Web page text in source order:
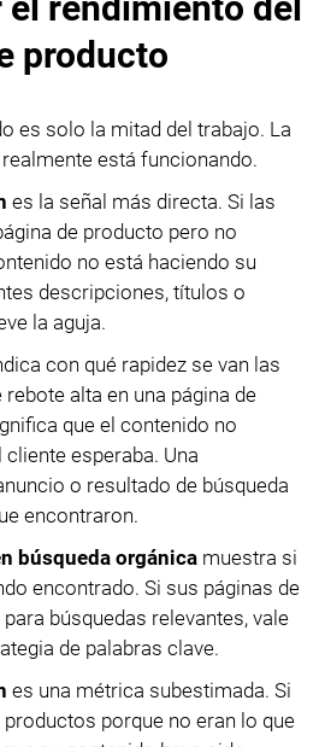
producto
es solo la mitad del trabajo. La
está funcionando.
es la señal más directa. Si las
de producto pero no
no está haciendo su
descripciones, títulos o
la aguja.
con qué rapidez se van las
alta en una página de
que el contenido no
esperaba. Una
o resultado de búsqueda
encontraron.
búsqueda orgánica muestra si
encontrado. Si sus páginas de
búsquedas relevantes, vale
de palabras clave.
es una métrica subestimada. Si
porque no eran lo que